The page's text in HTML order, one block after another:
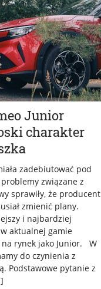
Junior
charakter
zadebiutować pod
związane z
sprawiły, że producent
zmienić plany.
i najbardziej
aktualnej gamie
na rynek jako Junior. W
do czynienia z
Podstawowe pytanie z